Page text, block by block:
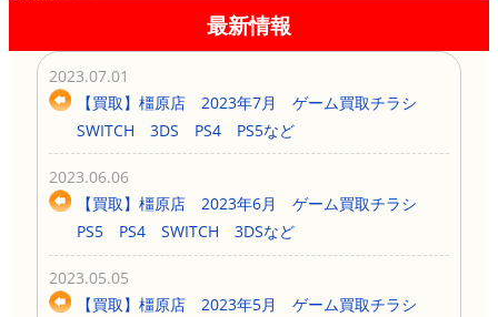
最新情報
2023.07.01
【買取】橿原店 2023年7月 ゲーム買取チラシ
SWITCH 3DS PS4 PS5など
2023.06.06
【買取】橿原店 2023年6月 ゲーム買取チラシ
PS5 PS4 SWITCH 3DSなど
2023.05.05
【買取】橿原店 2023年5月 ゲーム買取チラシ